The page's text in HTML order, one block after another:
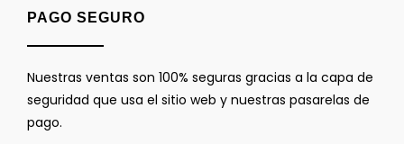
PAGO SEGURO
Nuestras ventas son 100% seguras gracias a la capa de
seguridad que usa el sitio web y nuestras pasarelas de
pago.